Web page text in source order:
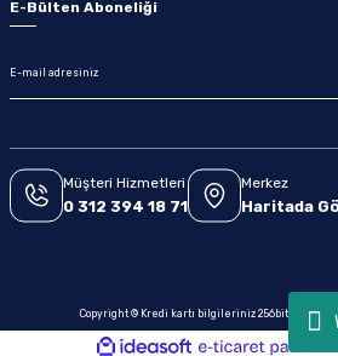
E-Bülten Aboneliği
Müşteri Hizmetleri
0 312 394 18 71
Merkez
Haritada
Copyright © Kredi kartı bilgileriniz 256bit SSL
ideasoft